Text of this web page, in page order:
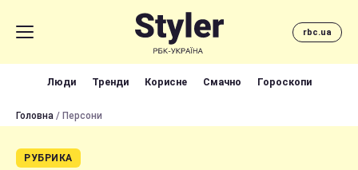
rbc.ua
Люди Тренди Корисне Смачно Гороскопи
Головна / Персони
РУБРИКА